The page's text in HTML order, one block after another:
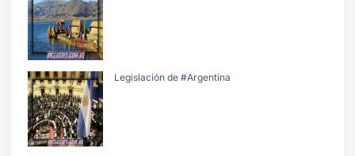
Legislación de #Argentina